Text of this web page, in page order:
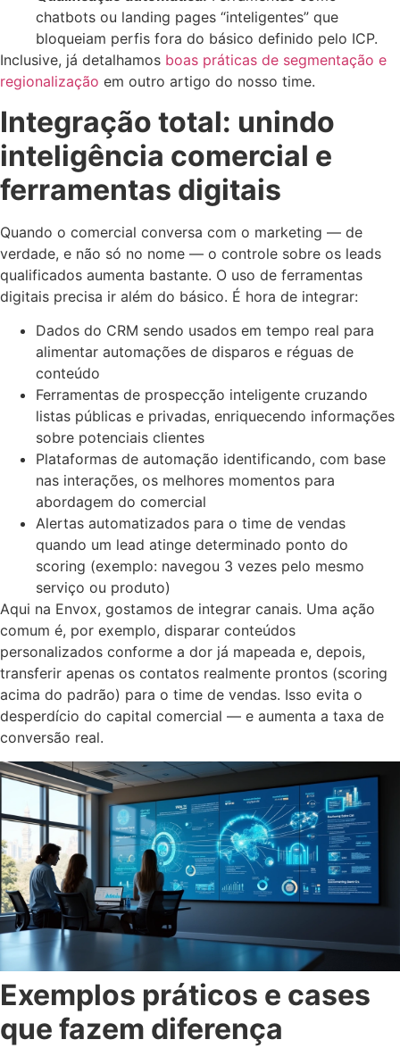
chatbots ou landing pages “inteligentes” que
bloqueiam perfis fora do básico definido pelo ICP.
Inclusive, já detalhamos boas práticas de segmentação e
regionalização em outro artigo do nosso time.
Integração total: unindo
inteligência comercial e
ferramentas digitais
Quando o comercial conversa com o marketing — de
verdade, e não só no nome — o controle sobre os leads
qualificados aumenta bastante. O uso de ferramentas
digitais precisa ir além do básico. É hora de integrar:
Dados do CRM sendo usados em tempo real para
alimentar automações de disparos e réguas de
conteúdo
Ferramentas de prospecção inteligente cruzando
listas públicas e privadas, enriquecendo informações
sobre potenciais clientes
Plataformas de automação identificando, com base
nas interações, os melhores momentos para
abordagem do comercial
Alertas automatizados para o time de vendas
quando um lead atinge determinado ponto do
scoring (exemplo: navegou 3 vezes pelo mesmo
serviço ou produto)
Aqui na Envox, gostamos de integrar canais. Uma ação
comum é, por exemplo, disparar conteúdos
personalizados conforme a dor já mapeada e, depois,
transferir apenas os contatos realmente prontos (scoring
acima do padrão) para o time de vendas. Isso evita o
desperdício do capital comercial — e aumenta a taxa de
conversão real.
Exemplos práticos e cases
que fazem diferença